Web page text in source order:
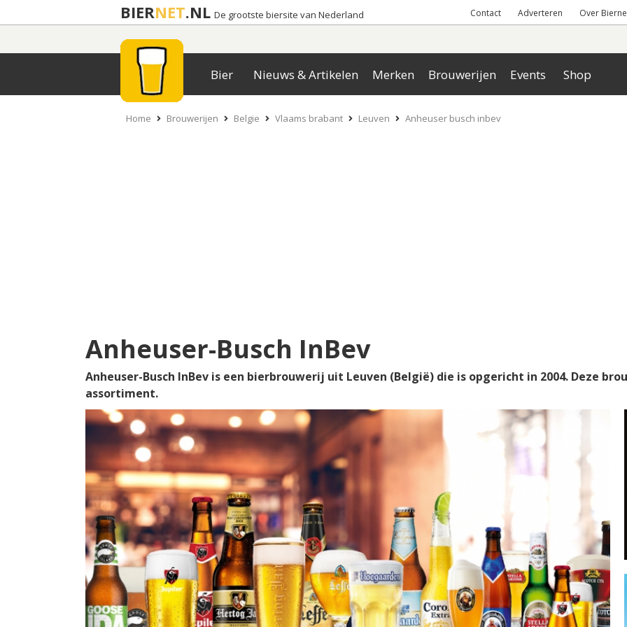
BIERNET.NL De grootste biersite van Nederland Contact Adverteren Over
Bier Nieuws & Artikelen Merken Brouwerijen Events Shop
Home Brouwerijen Belgie Vlaams brabant Leuven Anheuser busch inbev
Anheuser-Busch InBev
Anheuser-Busch InBev is een bierbrouwerij uit Leuven (België) die is opgericht in 2004. Deze
assortiment.